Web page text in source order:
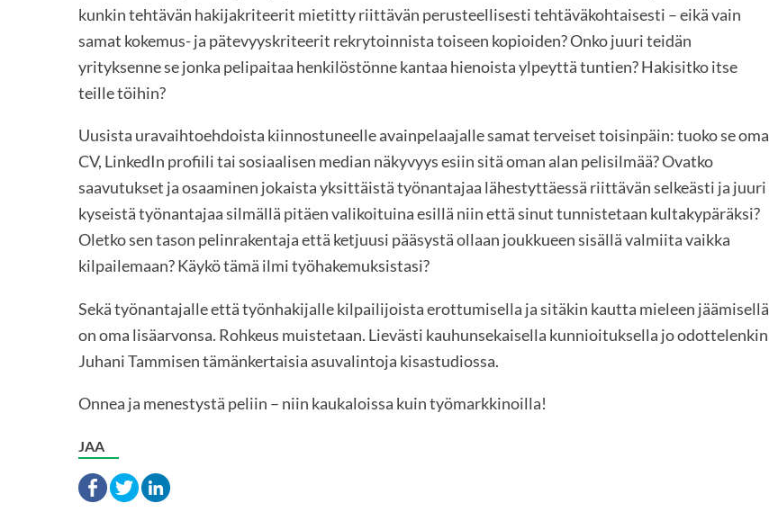
kunkin tehtävän hakijakriteerit mietitty riittävän perusteellisesti tehtäväkohtaisesti – eikä vain
samat kokemus- ja pätevyyskriteerit rekrytoinnista toiseen kopioiden? Onko juuri teidän
yrityksenne se jonka pelipaitaa henkilöstönne kantaa hienoista ylpeyttä tuntien? Hakisitko itse
teille töihin?
Uusista uravaihtoehdoista kiinnostuneelle avainpelaajalle samat terveiset toisinpäin: tuoko se oma
CV, LinkedIn profiili tai sosiaalisen median näkyvyys esiin sitä oman alan pelisilmää? Ovatko
saavutukset ja osaaminen jokaista yksittäistä työnantajaa lähestyttäessä riittävän selkeästi ja juuri
kyseistä työnantajaa silmällä pitäen valikoituina esillä niin että sinut tunnistetaan kultakypäräksi?
Oletko sen tason pelinrakentaja että ketjuusi pääsystä ollaan joukkueen sisällä valmiita vaikka
kilpailemaan? Käykö tämä ilmi työhakemuksistasi?
Sekä työnantajalle että työnhakijalle kilpailijoista erottumisella ja sitäkin kautta mieleen jäämisellä
on oma lisäarvonsa. Rohkeus muistetaan. Lievästi kauhunsekaisella kunnioituksella jo odottelenkin
Juhani Tammisen tämänkertaisia asuvalintoja kisastudiossa.
Onnea ja menestystä peliin – niin kaukaloissa kuin työmarkkinoilla!
JAA